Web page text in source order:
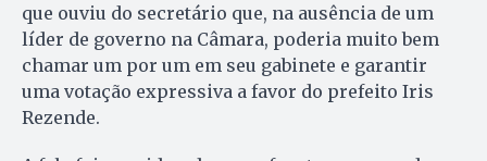
que ouviu do secretário que, na ausência de um
líder de governo na Câmara, poderia muito bem
chamar um por um em seu gabinete e garantir
uma votação expressiva a favor do prefeito Iris
Rezende.